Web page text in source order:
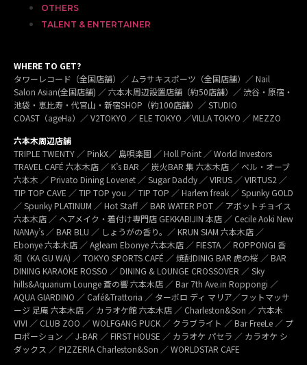
OTHERS
TALENT & ENTERTAINER
WHERE TO GET?
タワーレコード（全国店舗）／ ムラサキスポーツ（全国店舗）／ Nail
Salon Asian(全国店舗) ／ 六本木周辺設置店舗（約50店舗）／ 渋谷・原宿・
池袋・恵比寿・代官山・新宿SHOP（約100店舗）／ STUDIO
COAST（ageHa）／ V2TOKYO ／ ELE TOKYO ／VILLA TOKYO ／ MEZZO
六本木周辺店舗
TRIPLE TWENTY ／ PinkX／ 島唄楽園 ／ Holl Point ／ World Investors
TRAVEL CAFÉ 六本木店 ／ K’s BAR ／ 炭火BAR 集 六本木店 ／ ベル・オーブ
六本木 ／ Privato Dining Lovenet ／ Sugar Daddy ／ VIRUS ／ VIRTUS2 ／
TIP TOP CAVE ／ TIP TOP you ／ TIP TOP ／ Harlem freak ／ Spunky GOLD
／ Spunky PLATINUM ／ Hot Staff ／ BAR WATER POT ／ アボットチョイス
六本木店 ／ ヘアメイク・着付け専門店 GEKKABIJIN 本店 ／ Cecile Aoki New
NANAy’s ／ BAR BLU ／ しょうがの香り。／ KRUN SIAM 六本木店 ／
Ebonye 六本木店 ／ Agleam Ebonye 六本木店 ／ FIESTA ／ ROPPONGI 香
和（KA GU WA) ／ TOKYO SPORTS CAFÉ ／ 焼酎DINIG BAR 虎の桜 ／ BAR
DINING KARAOKE ROSSO ／ DINING & LOUNGE CROSSOVER ／ Sky
hills&Aquarium Lounge 蒼の響 六本木店 ／ Bar 7th Ave.in Roppongi ／
AQUA GIARDINO ／ Café&Trattoria ／ ターボロ ディ マリア／フットマッサ
ージ 足庵 六本木店 ／ カラオケ館 六本木店 ／ Charleston&Son ／ 六本木
VIVI ／ CLUB ZOO ／ WOLFGANG PUCK ／ クラブライト ／ Bar FreeLe ／ プ
ロポーション ／ J-BAR ／ FIRST HOUSE ／ カラオケ パセラ ／ カラオケ シ
ダックス ／ PIZZERIA Charleston&Son ／ WORLDSTAR CAFE